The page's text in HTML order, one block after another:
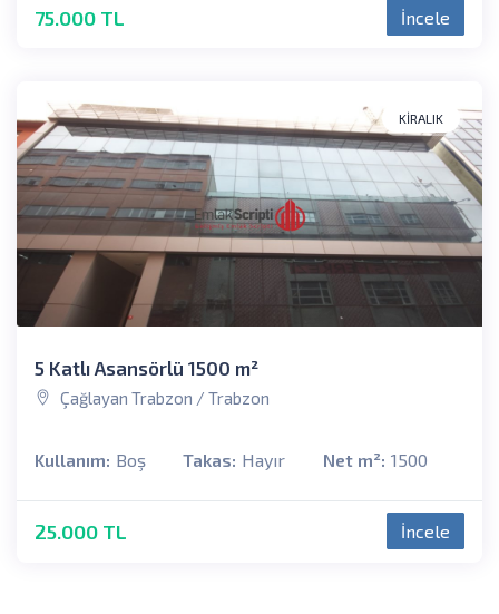
75.000 TL İncele
KIRALIK
5 Katlı Asansörlü 1500 m²
Çağlayan Trabzon / Trabzon
Kullanım: Boş Takas: Hayır Net m²: 1500
25.000 TL İncele